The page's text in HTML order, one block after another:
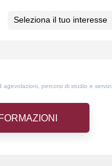
percorsi di studio e